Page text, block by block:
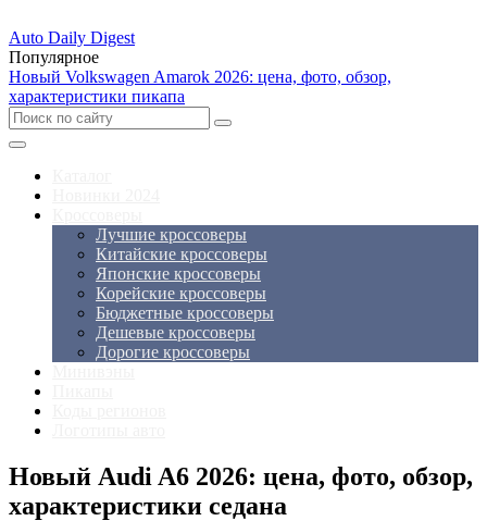
Auto Daily Digest
Популярное
Новый Volkswagen Amarok 2026: цена, фото, обзор,
характеристики пикапа
Лучшие кроссоверы
Китайские кроссоверы
Японские кроссоверы
Корейские кроссоверы
Бюджетные кроссоверы
Дешевые кроссоверы
Дорогие кроссоверы
Новый Audi A6 2026: цена, фото, обзор,
характеристики седана